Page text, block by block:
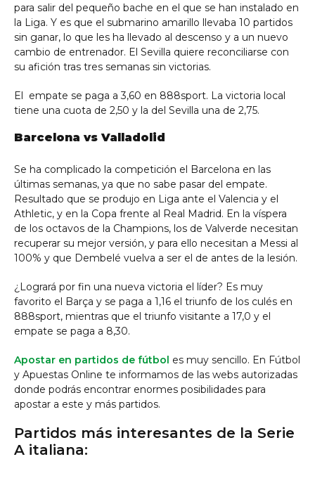
para salir del pequeño bache en el que se han instalado en
la Liga. Y es que el submarino amarillo llevaba 10 partidos
sin ganar, lo que les ha llevado al descenso y a un nuevo
cambio de entrenador. El Sevilla quiere reconciliarse con
su afición tras tres semanas sin victorias.
El empate se paga a 3,60 en 888sport. La victoria local
tiene una cuota de 2,50 y la del Sevilla una de 2,75.
Barcelona vs Valladolid
Se ha complicado la competición el Barcelona en las
últimas semanas, ya que no sabe pasar del empate.
Resultado que se produjo en Liga ante el Valencia y el
Athletic, y en la Copa frente al Real Madrid. En la víspera
de los octavos de la Champions, los de Valverde necesitan
recuperar su mejor versión, y para ello necesitan a Messi al
100% y que Dembelé vuelva a ser el de antes de la lesión.
¿Logrará por fin una nueva victoria el líder? Es muy
favorito el Barça y se paga a 1,16 el triunfo de los culés en
888sport, mientras que el triunfo visitante a 17,0 y el
empate se paga a 8,30.
Apostar en partidos de fútbol es muy sencillo. En Fútbol
y Apuestas Online te informamos de las webs autorizadas
donde podrás encontrar enormes posibilidades para
apostar a este y más partidos.
Partidos más interesantes de la Serie
A italiana: